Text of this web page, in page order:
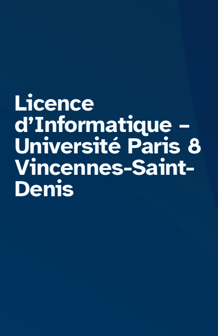
Licence
d’Informatique –
Université Paris 8
Vincennes-Saint-
Denis